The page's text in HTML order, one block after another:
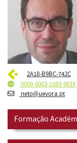
2A18-B9BC-742C
0000-0003-1583-983X
neto@uevora.pt
Formação